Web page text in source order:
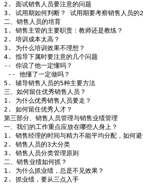
2. 面试销售人员要注意的问题
3. 试用期如何判断？ 试用期要考察销售人员的
二、销售人员的培育
1. 销售主管的主要职责：教师还是教练？
2. 培训成本太高？
3. 为什么培训效果不理想？
4. 指导下属时要注意的几个问题
-- 你说了他一定懂吗？
-- 他懂了一定做吗？
5. 辅导销售人员的5种主要方法
三、如何留住优秀销售人员？
1. 为什么优秀销售人员要走？
2. 如何留住优秀人才？
第三部分、销售人员管理与销售业绩管理
一、我们的工作重点应放在哪些人身上？
1. 销售经理的时间与精力不能平均分配，如何避
2. 销售人员的3大分类
3. 销售人员分类管理原则
二、销售业绩如何抓？
1. 为什么抓业绩，总是不见效果？
2. 抓业绩，要从三点入手